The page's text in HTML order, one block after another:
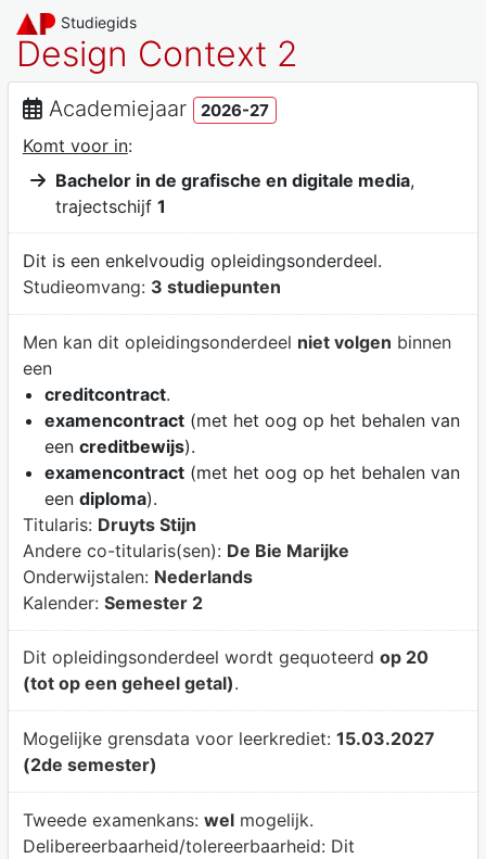
Studiegids
Design Context 2
Academiejaar 2026-27
Komt voor in:
Bachelor in de grafische en digitale media,
trajectschijf 1
Dit is een enkelvoudig opleidingsonderdeel.
Studieomvang: 3 studiepunten
Men kan dit opleidingsonderdeel niet volgen binnen
een
creditcontract.
examencontract(met het oog op het behalen van
een creditbewijs).
examencontract(met het oog op het behalen van
een diploma).
Titularis: Druyts Stijn
Andere co-titularis(sen): De Bie Marijke
Onderwijstalen: Nederlands
Kalender: Semester 2
Dit opleidingsonderdeel wordt gequoteerd op 20
(tot op een geheel getal).
Mogelijke grensdata voor leerkrediet: 15.03.2027
(2de semester)
Tweede examenkans: welmogelijk.
Delibereerbaarheid/tolereerbaarheid: Dit